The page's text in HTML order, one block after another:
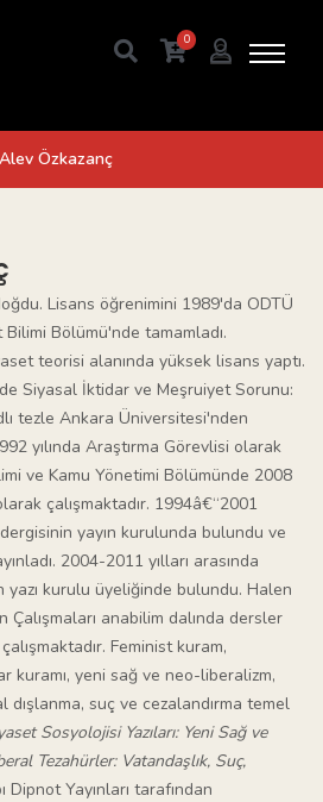
0
Alev Özkazanç
Lisans öğrenimini 1989'da ODTÜ
Bölümü'nde tamamladı.
teorisi alanında yüksek lisans yaptı.
Siyasal İktidar ve Meşruiyet Sorunu:
tezle Ankara Üniversitesi'nden
yılında Araştırma Görevlisi olarak
ve Kamu Yönetimi Bölümünde 2008
çalışmaktadır. 1994â€“2001
yayın kurulunda bulundu ve
2004-2011 yılları arasında
yazı kurulu üyeliğinde bulundu. Halen
Çalışmaları anabilim dalında dersler
Feminist kuram,
kuramı, yeni sağ ve neo-liberalizm,
suç ve cezalandırma temel
Sosyolojisi Yazıları: Yeni Sağ ve
Tezahürler: Vatandaşlık, Suç,
Dipnot Yayınları tarafından